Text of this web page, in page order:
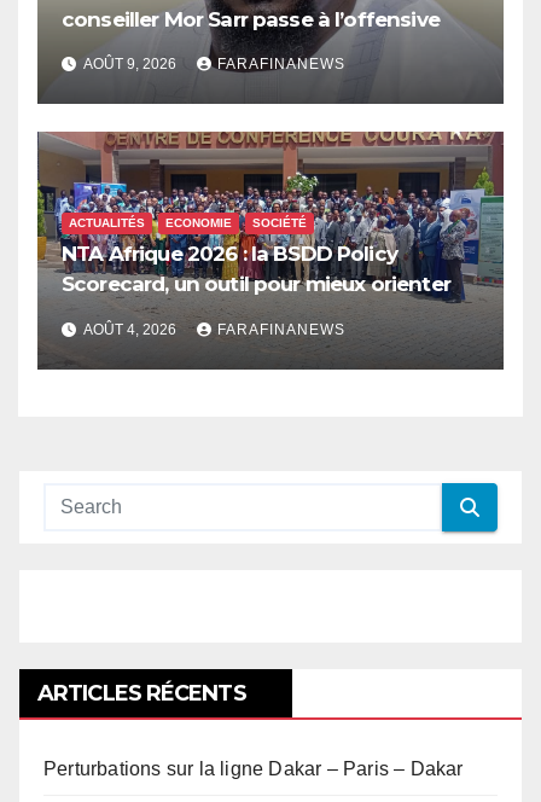
conseiller Mor Sarr passe à l’offensive
AOÛT 9, 2026 FARAFINANEWS
ACTUALITÉS ECONOMIE SOCIÉTÉ
NTA Afrique 2026 : la BSDD Policy
Scorecard, un outil pour mieux orienter
les dépenses publiques
AOÛT 4, 2026 FARAFINANEWS
ARTICLES RÉCENTS
Perturbations sur la ligne Dakar – Paris – Dakar